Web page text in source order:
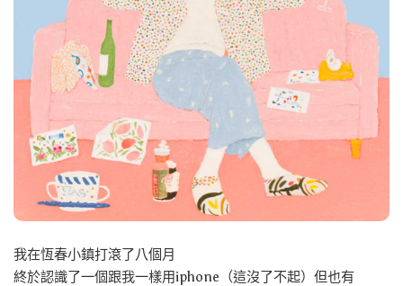
我在恆春小鎮打滾了八個月
終於認識了一個跟我一樣用iphone（這沒了不起）但也有